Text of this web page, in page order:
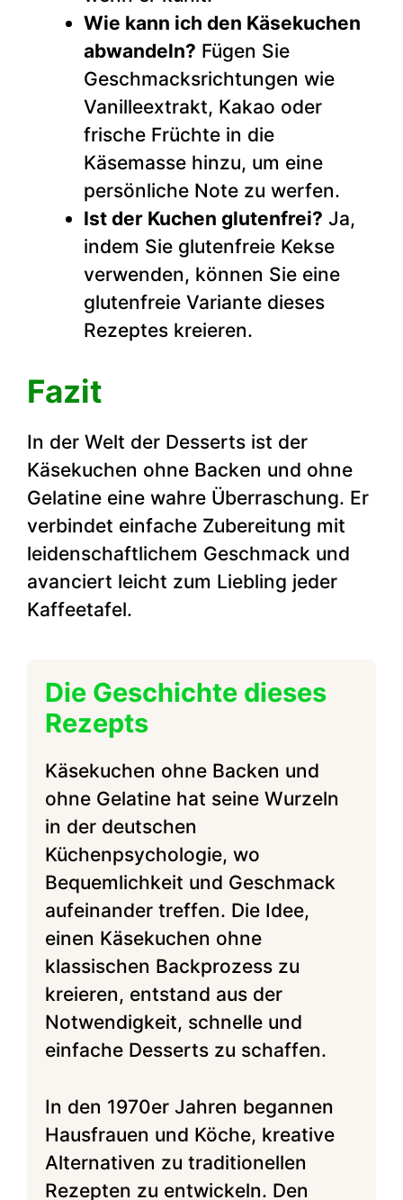
Wie kann ich den Käsekuchen
abwandeln? Fügen Sie
Geschmacksrichtungen wie
Vanilleextrakt, Kakao oder
frische Früchte in die
Käsemasse hinzu, um eine
persönliche Note zu werfen.
Ist der Kuchen glutenfrei? Ja,
indem Sie glutenfreie Kekse
verwenden, können Sie eine
glutenfreie Variante dieses
Rezeptes kreieren.
Fazit
In der Welt der Desserts ist der
Käsekuchen ohne Backen und ohne
Gelatine eine wahre Überraschung. Er
verbindet einfache Zubereitung mit
leidenschaftlichem Geschmack und
avanciert leicht zum Liebling jeder
Kaffeetafel.
Die Geschichte dieses
Rezepts
Käsekuchen ohne Backen und
ohne Gelatine hat seine Wurzeln
in der deutschen
Küchenpsychologie, wo
Bequemlichkeit und Geschmack
aufeinander treffen. Die Idee,
einen Käsekuchen ohne
klassischen Backprozess zu
kreieren, entstand aus der
Notwendigkeit, schnelle und
einfache Desserts zu schaffen.
In den 1970er Jahren begannen
Hausfrauen und Köche, kreative
Alternativen zu traditionellen
Rezepten zu entwickeln. Den